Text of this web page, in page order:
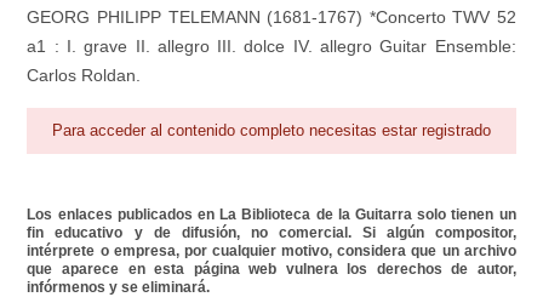
Área personal Reproductor
GEORG PHILIPP TELEMANN (1681-1767) *Concerto TWV 52
a1 : I. grave II. allegro III. dolce IV. allegro Guitar Ensemble:
Carlos Roldan.
Para acceder al contenido completo necesitas estar registrado
Los enlaces publicados en La Biblioteca de la Guitarra solo tienen un
fin educativo y de difusión, no comercial. Si algún compositor,
intérprete o empresa, por cualquier motivo, considera que un archivo
que aparece en esta página web vulnera los derechos de autor,
infórmenos y se eliminará.